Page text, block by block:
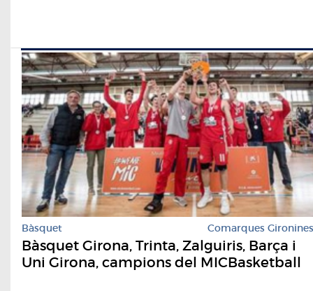
Bàsquet Comarques Gironines
Bàsquet Girona, Trinta, Zalguiris, Barça i
Uni Girona, campions del MICBasketball